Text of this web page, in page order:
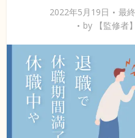
2022年5月19日
最
by
【監修者